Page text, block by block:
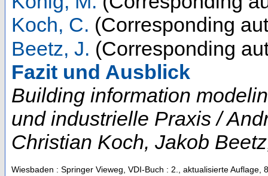
Koch, C. (Corresponding
Beetz, J. (Corresponding
Fazit und Ausblick
Building information
und industrielle Praxis /
Christian Koch, Jakob
Wiesbaden : Springer Vieweg, VDI-Buch : 2., aktualisierte Auflage,